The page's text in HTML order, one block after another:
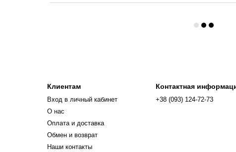
Клиентам
Вход в личный кабинет
О нас
Оплата и доставка
Обмен и возврат
Наши контакты
Контактная
+38 (093) 124-72-73